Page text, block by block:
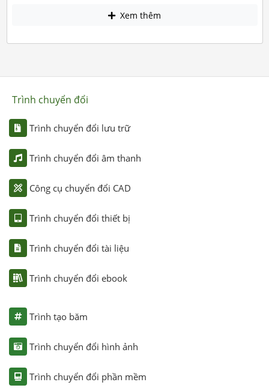
Xem thêm
Trình chuyển đổi
Trình chuyển đổi lưu trữ
Trình chuyển đổi âm thanh
Công cụ chuyển đổi CAD
Trình chuyển đổi thiết bị
Trình chuyển đổi tài liệu
Trình chuyển đổi ebook
Trình tạo băm
Trình chuyển đổi hình ảnh
Trình chuyển đổi phần mềm